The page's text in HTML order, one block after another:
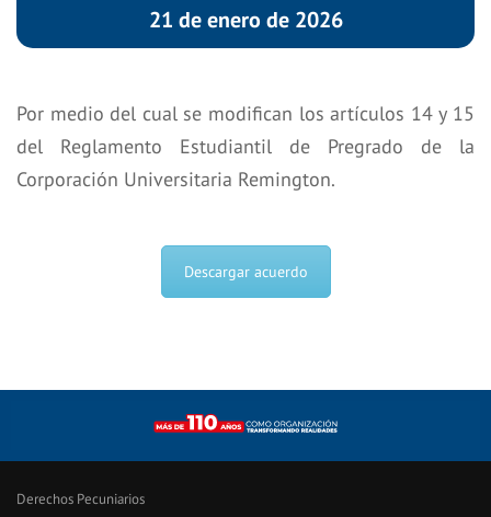
21 de enero de 2026
Por medio del cual se modifican los artículos 14 y 15
del Reglamento Estudiantil de Pregrado de la
Corporación Universitaria Remington.
Descargar acuerdo
Derechos Pecuniarios